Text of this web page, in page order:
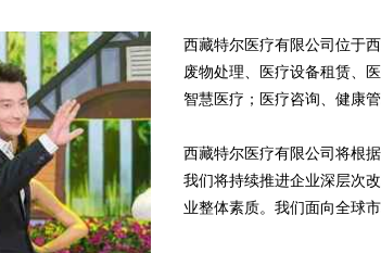
西藏特尔医疗有限公司位于
废物处理、医疗设备租赁、
智慧医疗；医疗咨询、健康
西藏特尔医疗有限公司将根
我们将持续推进企业深层次
业整体素质。我们面向全球